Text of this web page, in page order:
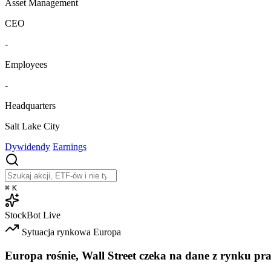
Asset Management
CEO
-
Employees
-
Headquarters
Salt Lake City
Dywidendy Earnings
⌘ K
StockBot Live
Sytuacja rynkowa Europa
Europa rośnie, Wall Street czeka na dane z rynku